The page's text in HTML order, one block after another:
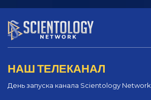
НАШ ТЕЛЕКАНАЛ
День запуска канала Scientology Network